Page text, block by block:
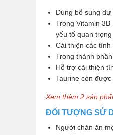
Dùng bổ sung
Trong Vitamin
yếu tố quan
Cải thiện các tình
Trong thành
Hỗ trợ cải thiện
Taurine còn
Xem thêm 2 sản
ĐỐI TƯỢNG SỬ
Người chán ăn